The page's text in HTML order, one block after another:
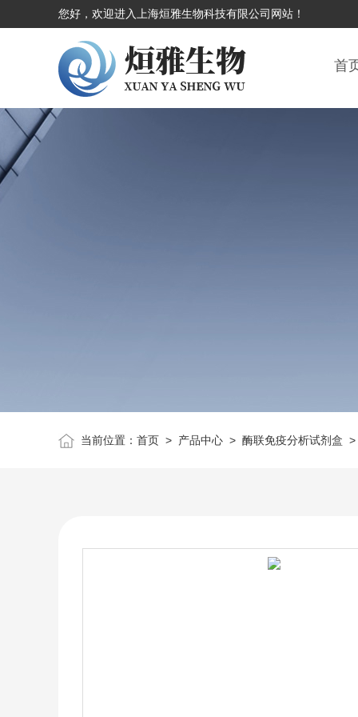
您好，欢迎进入上海烜雅生物科技有限公司网站！
首
当前位置： 首页> 产品中心> 酶联免疫分析试剂盒